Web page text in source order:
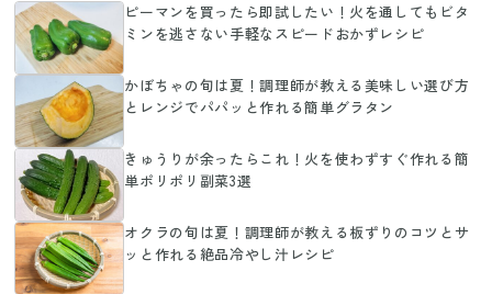
ピーマンを買ったら即試したい！火を通してもビタ
ミンを逃さない手軽なスピードおかずレシピ
かぼちゃの旬は夏！調理師が教える美味しい選び方
とレンジでパパッと作れる簡単グラタン
きゅうりが余ったらこれ！火を使わずすぐ作れる簡
単ポリポリ副菜3選
オクラの旬は夏！調理師が教える板ずりのコツとサ
ッと作れる絶品冷やし汁レシピ